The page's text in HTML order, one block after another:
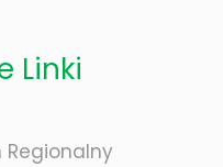
Linki
Regionalny